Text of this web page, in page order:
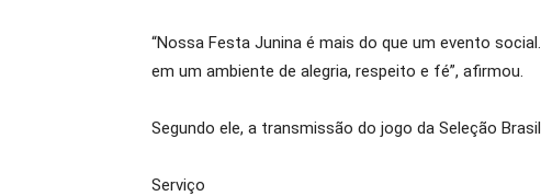
“Nossa Festa Junina é mais do que um evento
em um ambiente de alegria, respeito e fé”, afirmou.
Segundo ele, a transmissão do jogo da Seleção
Serviço